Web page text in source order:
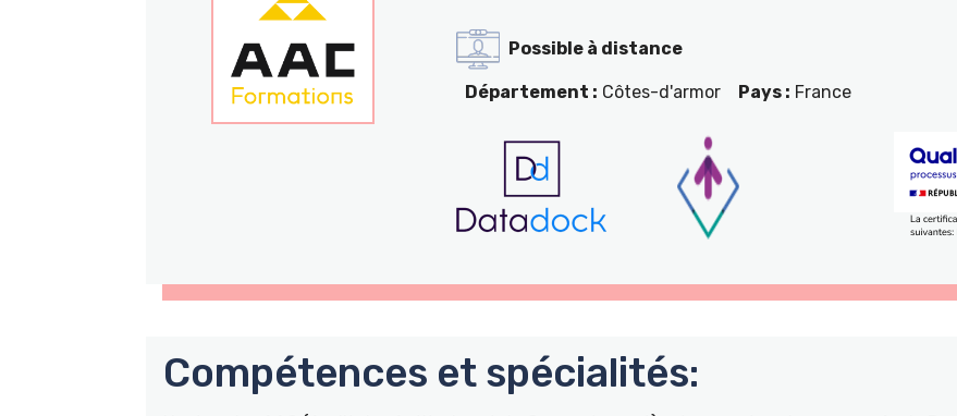
Possible à distance
Département : Côtes-d'armor Pays : France
Compétences et spécialités: